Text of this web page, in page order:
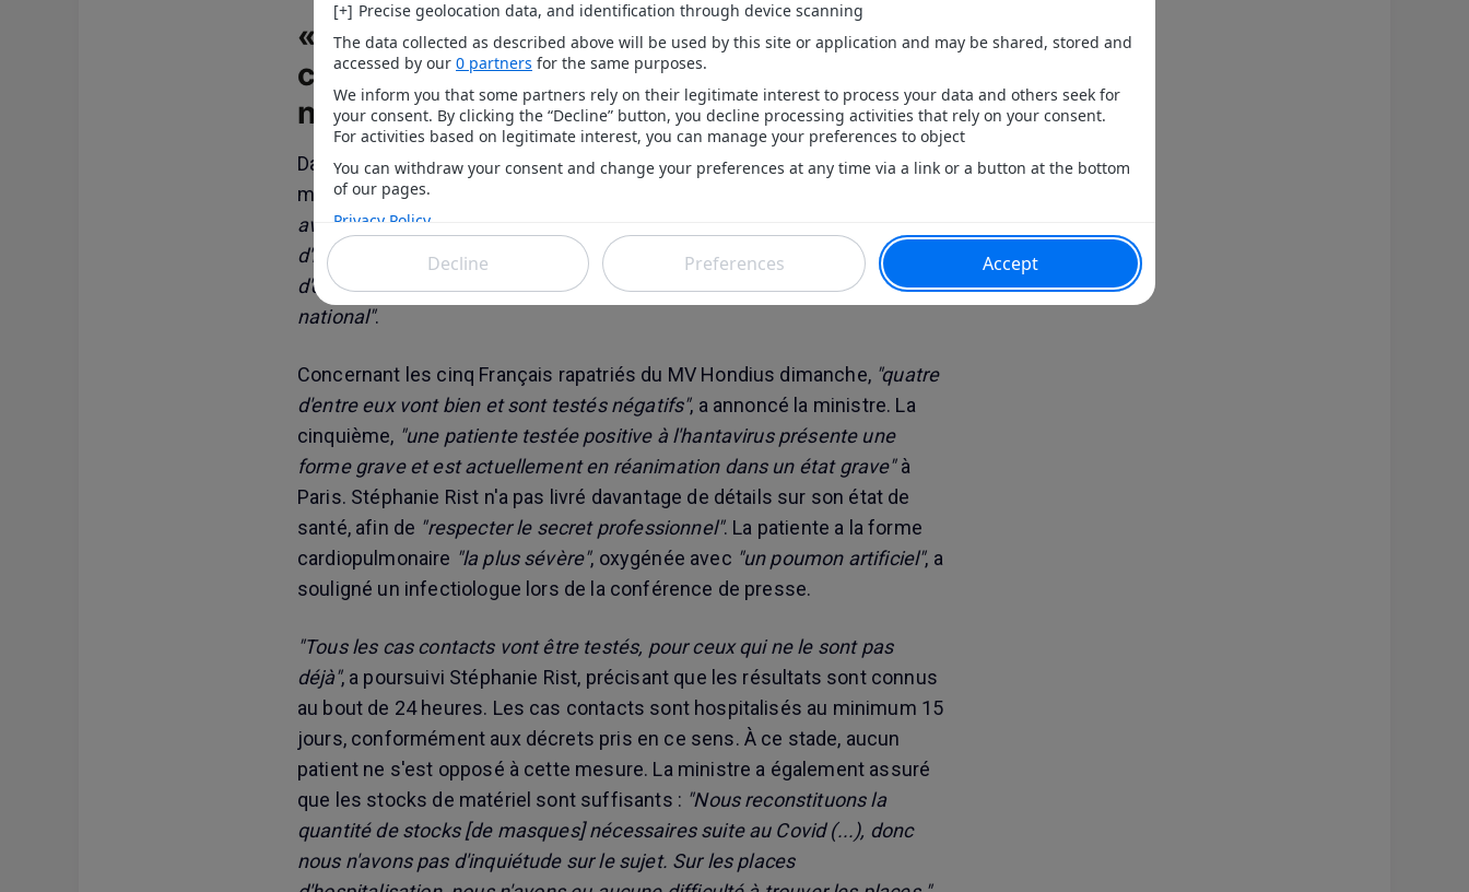
«Il n'y a pas d'éléments en faveur d'une
circulation diffuse du virus sur le territoire
national»
Dans le deuxième avion au départ de Johannesburg, que la passagère
malade avait essayé sans succès de prendre vu son état de santé,
avions des Français que nous avons identifiés et qui sont en cours
d'hospitalisation". La ministre a insisté sur le fait qu'"il n'y a pas
d'éléments en faveur d'une circulation diffuse du virus sur le territoire
national".
Concernant les cinq Français rapatriés du MV Hondius dimanche, "quatre
d'entre eux vont bien et sont testés négatifs", a annoncé la ministre. La
cinquième, "une patiente testée positive à l'hantavirus présente une
forme grave et est actuellement en réanimation dans un état grave"à
Paris. Stéphanie Rist n'a pas livré davantage de détails sur son état de
santé, afin de "respecter le secret professionnel". La patiente a la forme
cardiopulmonaire "la plus sévère", oxygénée avec "un poumon artificiel", a
souligné un infectiologue lors de la conférence de presse.
"Tous les cas contacts vont être testés, pour ceux qui ne le sont pas
déjà", a poursuivi Stéphanie Rist, précisant que les résultats sont connus
au bout de 24 heures. Les cas contacts sont hospitalisés au minimum 15
jours, conformément aux décrets pris en ce sens. À ce stade, aucun
patient ne s'est opposé à cette mesure. La ministre a également assuré
que les stocks de matériel sont suffisants : "Nous reconstituons la
quantité de stocks [de masques] nécessaires suite au Covid (...), donc
nous n'avons pas d'inquiétude sur le sujet. Sur les places